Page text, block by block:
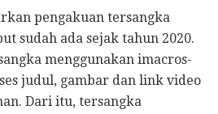
pengakuan tersangka
sudah ada sejak tahun 2020.
menggunakan imacros-
judul, gambar dan link video
Dari itu, tersangka